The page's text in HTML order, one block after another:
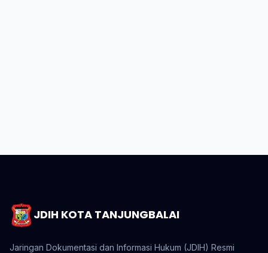
JDIH KOTA TANJUNGBALAI
Jaringan Dokumentasi dan Informasi Hukum (JDIH) Resmi